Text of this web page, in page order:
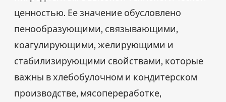
ценностью. Ее значение обусловлено
пенообразующими, связывающими,
коагулирующими, желирующими и
стабилизирующими свойствами, которые
важны в хлебобулочном и кондитерском
производстве, мясопереработке,